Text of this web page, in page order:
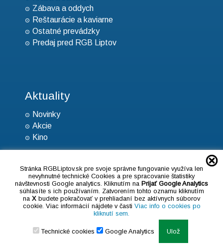
Zábava a oddych
Reštaurácie a kaviarne
Ostatné prevádzky
Predaj pred RGB Liptov
Aktuality
Novinky
Akcie
Kino
Stránka RGBLiptov.sk pre svoje správne fungovanie využíva len
nevyhnutné technické Cookies a pre spracovanie štatistiky
návštevnosti Google analytics. Kliknutím na Prijať Google Analytics
súhlasíte s ich používaním. Zatvorením tohto oznamu kliknutím
na X budete pokračovať v prehliadaní bez aktívnych súborov
cookie. Viac informácií nájdete v časti Viac info o cookies po
kliknutí sem.
Technické cookies Google Analytics Ulož
Polygrafia.com